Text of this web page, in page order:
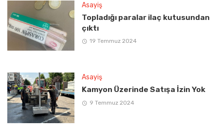
Asayiş
Topladığı paralar ilaç kutusundan
çıktı
19 Temmuz 2024
Asayiş
Kamyon Üzerinde Satışa İzin Yok
9 Temmuz 2024